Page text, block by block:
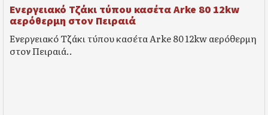
Ενεργειακό Τζάκι τύπου κασέτα Arke 80 12kw
αερόθερμη στον Πειραιά
Ενεργειακό Τζάκι τύπου κασέτα Arke 80 12kw αερόθερμη
στον Πειραιά..